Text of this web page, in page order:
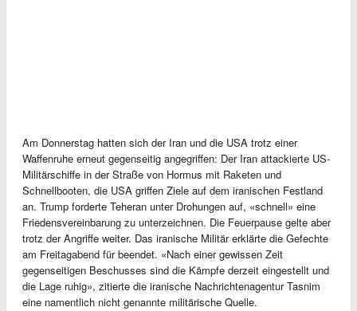
Am Donnerstag hatten sich der Iran und die USA trotz einer
Waffenruhe erneut gegenseitig angegriffen: Der Iran attackierte US-
Militärschiffe in der Straße von Hormus mit Raketen und
Schnellbooten, die USA griffen Ziele auf dem iranischen Festland
an. Trump forderte Teheran unter Drohungen auf, «schnell» eine
Friedensvereinbarung zu unterzeichnen. Die Feuerpause gelte aber
trotz der Angriffe weiter. Das iranische Militär erklärte die Gefechte
am Freitagabend für beendet. «Nach einer gewissen Zeit
gegenseitigen Beschusses sind die Kämpfe derzeit eingestellt und
die Lage ruhig», zitierte die iranische Nachrichtenagentur Tasnim
eine namentlich nicht genannte militärische Quelle.